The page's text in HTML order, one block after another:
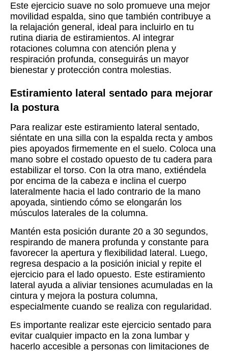
Este ejercicio suave no solo promueve una mejor
movilidad espalda, sino que también contribuye a
la relajación general, ideal para incluirlo en tu
rutina diaria de estiramientos. Al integrar
rotaciones columna con atención plena y
respiración profunda, conseguirás un mayor
bienestar y protección contra molestias.
Estiramiento lateral sentado para mejorar
la postura
Para realizar este estiramiento lateral sentado,
siéntate en una silla con la espalda recta y ambos
pies apoyados firmemente en el suelo. Coloca una
mano sobre el costado opuesto de tu cadera para
estabilizar el torso. Con la otra mano, extiéndela
por encima de la cabeza e inclina el cuerpo
lateralmente hacia el lado contrario de la mano
apoyada, sintiendo cómo se elongarán los
músculos laterales de la columna.
Mantén esta posición durante 20 a 30 segundos,
respirando de manera profunda y constante para
favorecer la apertura y flexibilidad lateral. Luego,
regresa despacio a la posición inicial y repite el
ejercicio para el lado opuesto. Este estiramiento
lateral ayuda a aliviar tensiones acumuladas en la
cintura y mejora la postura columna,
especialmente cuando se realiza con regularidad.
Es importante realizar este ejercicio sentado para
evitar cualquier impacto en la zona lumbar y
hacerlo accesible a personas con limitaciones de